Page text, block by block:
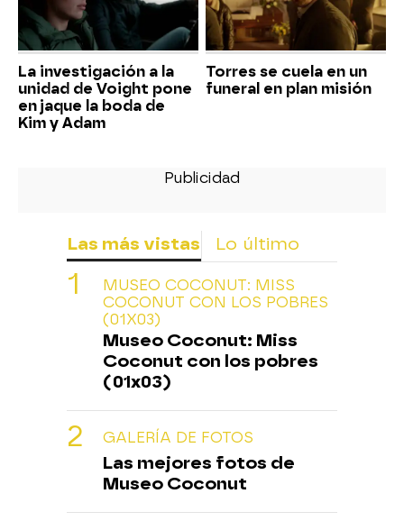
La investigación a la
unidad de Voight pone
en jaque la boda de
Kim y Adam
Torres se cuela en un
funeral en plan misión
Las más vistas Lo último
MUSEO COCONUT: MISS
COCONUT CON LOS POBRES
(01X03)
Museo Coconut: Miss
Coconut con los pobres
(01x03)
GALERÍA DE FOTOS
Las mejores fotos de
Museo Coconut